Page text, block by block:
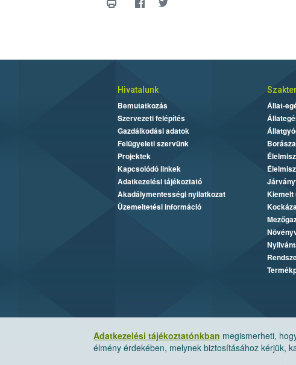
Adatkezelési tájékoztatónkban megismerheti,
élmény érdekében, melynek biztosításához kérjük,
Hivatalunk
Bemutatkozás
Szervezeti felépítés
Gazdálkodási adatok
Felügyeleti szervünk
Projektek
Kapcsolódó linkek
Adatkezelési tájékoztató
Akadálymentességi nyilatkozat
Üzemeltetési információ
Állat-
Kiemelt